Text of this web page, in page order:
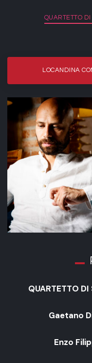
QUARTETTO
LOCANDINA
QUARTETTO
Gaetano
Enzo